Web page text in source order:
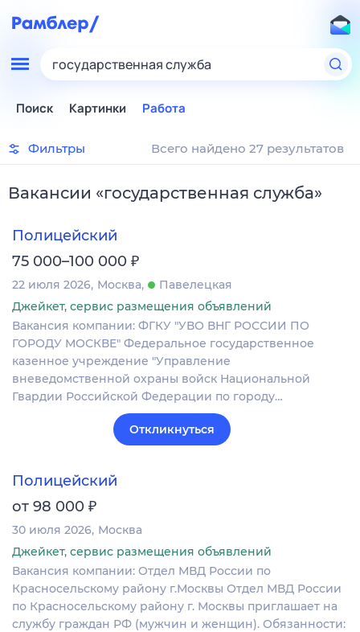
государственная служба
Поиск Картинки Работа
Фильтры Всего найдено 27 результатов
Вакансии «государственная служба»
Полицейский
75 000–100 000 ₽
22 июля 2026 Москва
Павелецкая
Джейкет, сервис размещения объявлений
Вакансия компании: ФГКУ "УВО ВНГ РОССИИ ПО
ГОРОДУ МОСКВЕ" Федеральное государственное
казенное учреждение "Управление
вневедомственной охраны войск Национальной
Гвардии Российской Федерации по городу…
Откликнуться
Полицейский
от 98 000 ₽
30 июля 2026 Москва
Джейкет, сервис размещения объявлений
Вакансия компании: Отдел МВД России по
Красносельскому району г.Москвы Отдел МВД России
по Красносельскому району г. Москвы приглашает на
службу граждан РФ (мужчин и женщин). Обязанности: